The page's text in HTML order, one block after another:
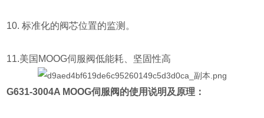
10. 标准化的阀芯位置的监测。
11.美国MOOG伺服阀低能耗、坚固性高
G631-3004A MOOG伺服阀的使用说明及原理：